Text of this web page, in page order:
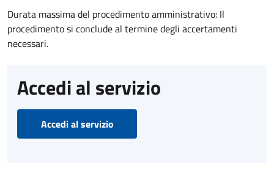
Durata massima del procedimento amministrativo: Il
procedimento si conclude al termine degli accertamenti
necessari.
Accedi al servizio
Accedi al servizio